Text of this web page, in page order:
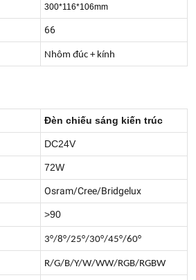
300*116*106mm
66
Nhôm đúc + kính
Đèn chiếu sáng kiến trúc
DC24V
72W
Osram/Cree/Bridgelux
>90
3°/8°/25°/30°/45°/60°
R/G/B/Y/W/WW/RGB/RGBW